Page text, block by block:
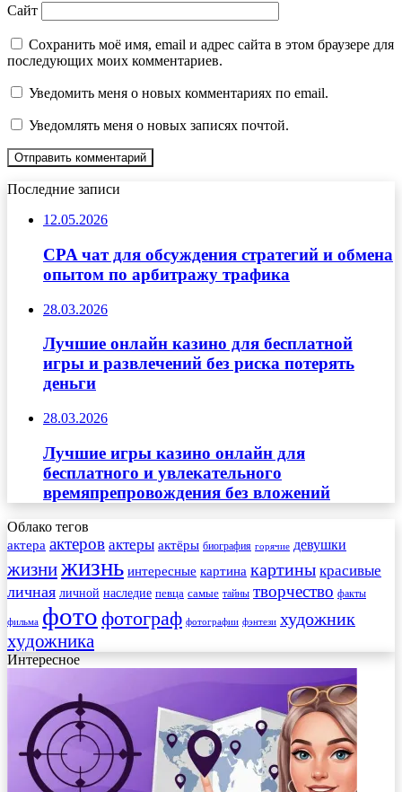
Сайт
Сохранить моё имя, email и адрес сайта в этом браузере для
последующих моих комментариев.
Уведомить меня о новых комментариях по email.
Уведомлять меня о новых записях почтой.
Последние записи
12.05.2026
CPA чат для обсуждения стратегий и обмена
опытом по арбитражу трафика
28.03.2026
Лучшие онлайн казино для бесплатной
игры и развлечений без риска потерять
деньги
28.03.2026
Лучшие игры казино онлайн для
бесплатного и увлекательного
времяпрепровождения без вложений
Облако тегов
актера актеров актеры актёры биография горячие девушки
жизнижизнь интересные картина картины красивые
личная личной наследие певца самые тайны творчество факты
фильма фото фотограф фотографии фэнтези художник
художника
Интересное